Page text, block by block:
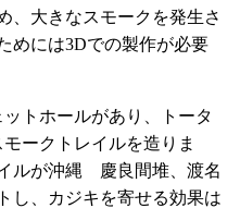
、大きなスモークを発生さ
めには3Dでの製作が必要
トホールがあり、トータ
ークトレイルを造りま
ルが沖縄 慶良間堆、渡名
し、カジキを寄せる効果は